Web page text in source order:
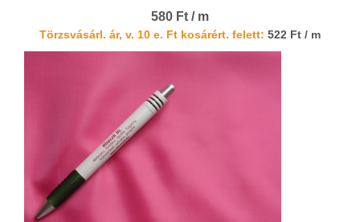
580 Ft / m
Törzsvásárl. ár, v. 10 e. Ft kosárért. felett: 522 Ft / m